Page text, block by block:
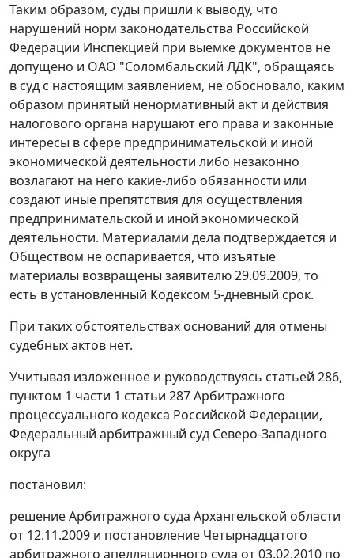
Таким образом, суды пришли к выводу, что
нарушений норм законодательства Российской
Федерации Инспекцией при выемке документов не
допущено и ОАО "Соломбальский ЛДК", обращаясь
в суд с настоящим заявлением, не обосновало, каким
образом принятый ненормативный акт и действия
налогового органа нарушают его права и законные
интересы в сфере предпринимательской и иной
экономической деятельности либо незаконно
возлагают на него какие-либо обязанности или
создают иные препятствия для осуществления
предпринимательской и иной экономической
деятельности. Материалами дела подтверждается и
Обществом не оспаривается, что изъятые
материалы возвращены заявителю 29.09.2009, то
есть в установленный Кодексом 5-дневный срок.
При таких обстоятельствах оснований для отмены
судебных актов нет.
Учитывая изложенное и руководствуясь статьей 286,
пунктом 1 части 1 статьи 287Арбитражного
процессуального кодекса Российской Федерации,
Федеральный арбитражный суд Северо-Западного
округа
постановил:
решение Арбитражного суда Архангельской области
от 12.11.2009 и постановление Четырнадцатого
арбитражного апелляционного суда от 03.02.2010 по